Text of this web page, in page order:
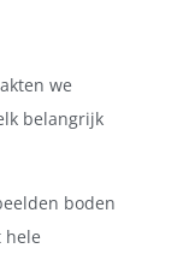
we
belangrijk
boden
hele